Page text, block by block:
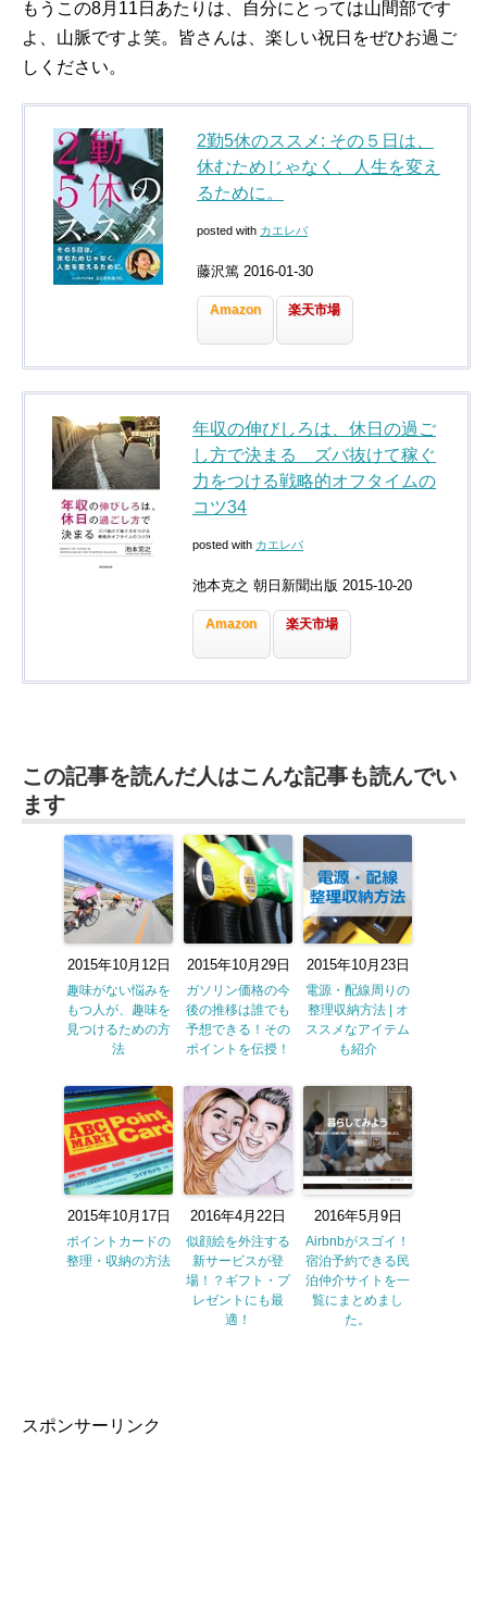
もうこの8月11日あたりは、自分にとっては山間部です
よ、山脈ですよ笑。皆さんは、楽しい祝日をぜひお過ご
しください。
2勤5休のススメ: その５日は、
休むためじゃなく、人生を変え
るために。
posted with カエレバ
藤沢篤 2016-01-30
Amazon 楽天市場
年収の伸びしろは、休日の過ご
し方で決まる ズバ抜けて稼ぐ
力をつける戦略的オフタイムの
コツ34
posted with カエレバ
池本克之 朝日新聞出版 2015-10-20
Amazon 楽天市場
この記事を読んだ人はこんな記事も読んでい
ます
2015年10月12日
趣味がない悩みを
もつ人が、趣味を
見つけるための方
法
2015年10月29日
ガソリン価格の今
後の推移は誰でも
予想できる！その
ポイントを伝授！
2015年10月23日
電源・配線周りの
整理収納方法 | オ
ススメなアイテム
も紹介
2015年10月17日
ポイントカードの
整理・収納の方法
2016年4月22日
似顔絵を外注する
新サービスが登
場！？ギフト・プ
レゼントにも最
適！
2016年5月9日
Airbnbがスゴイ！
宿泊予約できる民
泊仲介サイトを一
覧にまとめまし
た。
スポンサーリンク